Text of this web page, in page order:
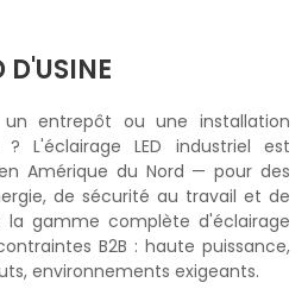
D'USINE
entrepôt ou une installation
L'éclairage LED industriel est
Amérique du Nord — pour des
de sécurité au travail et de
la gamme complète d'éclairage
B2B : haute puissance,
environnements exigeants.